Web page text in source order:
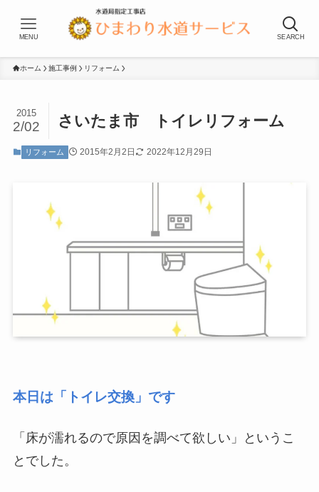
SEARCH
MENU
ホーム 施工事例 リフォーム
さいたま市 トイレリフォーム
2015
2/02
リフォーム 2015年2月2日 2022年12月29日
本日は「トイレ交換」です
「床が濡れるので原因を調べて欲しい」というこ
とでした。